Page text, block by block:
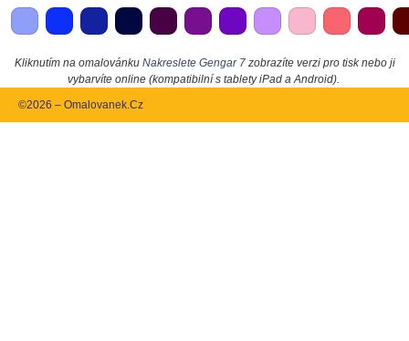
Kliknutím na omalovánku Nakreslete Gengar 7zobrazíte verzi pro tisk nebo ji
vybarvíte online (kompatibilní s tablety iPad a Android).
©2026 – Omalovanek.Cz